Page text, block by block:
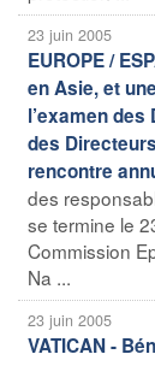
23 juin 2005
EUROPE /
en Asie, et
l’examen
des
rencontre
des
se termine le
Commission
Na ...
23 juin 2005
VATICAN -